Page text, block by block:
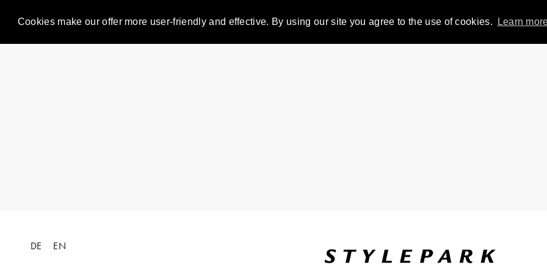
Cookies make our offer more user-friendly and effective. By using our site you agree to the use of cookies. Learn
DE EN